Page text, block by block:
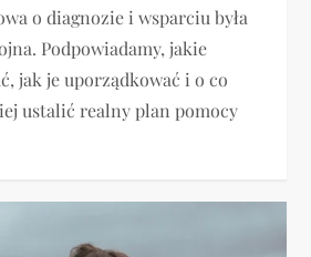
o diagnozie i wsparciu była
Podpowiadamy, jakie
jak je uporządkować i o co
ustalić realny plan pomocy